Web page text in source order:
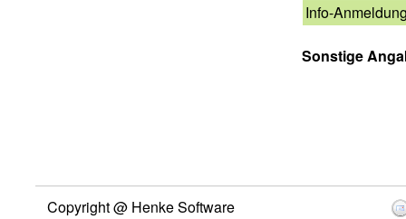
Info-
Sonstige
Copyright @ Henke Software